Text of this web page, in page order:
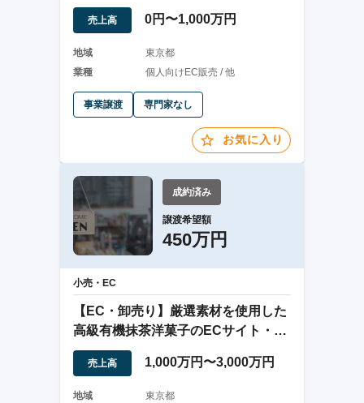
売上高 0円〜1,000万円
地域
東京都
業種
個人向けEC販売 / 他
事業譲渡 専門家なし
お気に入り
成約済み
譲渡希望額
450万円
小売・EC
【EC・卸売り】厳選素材を使用した
高級有機抹茶洋菓子のECサイト・卸
売事業
売上高 1,000万円〜3,000万円
地域
東京都